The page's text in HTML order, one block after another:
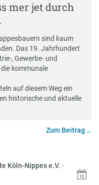
mer jet durch
sind kaum
Das 19. Jahrhundert
, Gewerbe- und
kommunale
auf diesem Weg ein
historische und aktuelle
Zum Beitrag …
Köln-Nippes e.V. ·